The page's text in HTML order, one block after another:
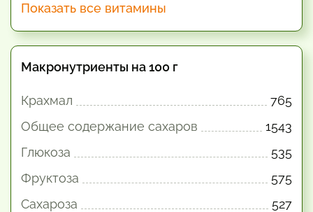
Показать все витамины
Макронутриенты на 100 г
Крахмал
765
Общее содержание сахаров
1543
Глюкоза
535
Фруктоза
575
Сахароза
527